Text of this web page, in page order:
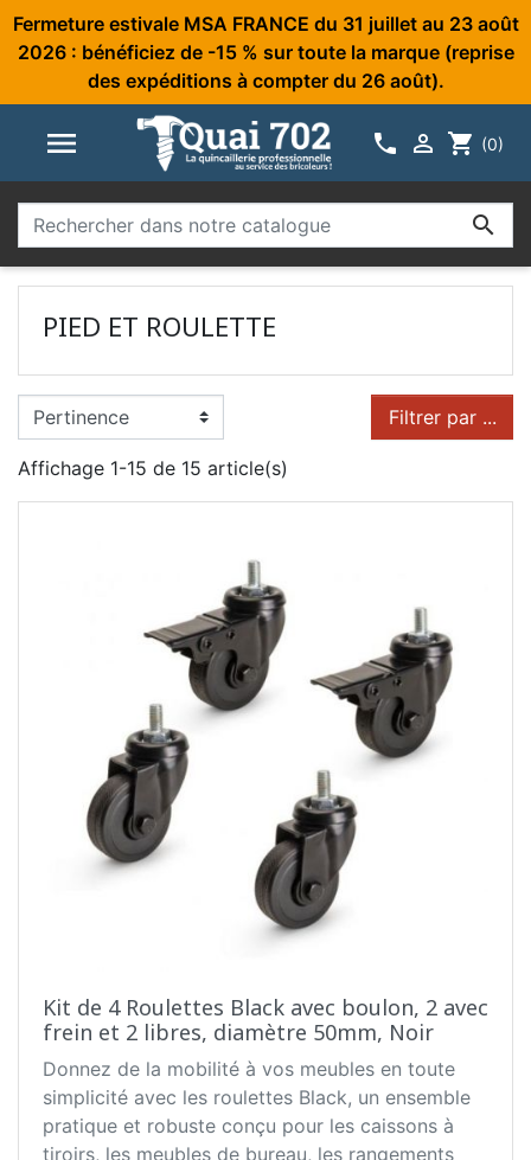
Fermeture estivale MSA FRANCE du 31 juillet au 23 août
2026 : bénéficiez de -15 % sur toute la marque (reprise
des expéditions à compter du 26 août).
   shopping_cart (0)

PIED ET ROULETTE
Filtrer par ...
Affichage 1-15 de 15 article(s)
Kit de 4 Roulettes Black avec boulon, 2 avec
frein et 2 libres, diamètre 50mm, Noir
Donnez de la mobilité à vos meubles en toute
simplicité avec les roulettes Black, un ensemble
pratique et robuste conçu pour les caissons à
tiroirs, les meubles de bureau, les rangements